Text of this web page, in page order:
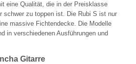
eine Qualität, die in der Preisklasse
schwer zu toppen ist. Die Rubi S ist nur
massive Fichtendecke. Die Modelle
in verschiedenen Ausführungen und
Gitarre